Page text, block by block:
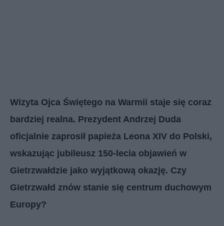
Wizyta Ojca Świętego na Warmii staje się coraz
bardziej realna. Prezydent Andrzej Duda
oficjalnie zaprosił papieża Leona XIV do Polski,
wskazując jubileusz 150-lecia objawień w
Gietrzwałdzie jako wyjątkową okazję. Czy
Gietrzwałd znów stanie się centrum duchowym
Europy?